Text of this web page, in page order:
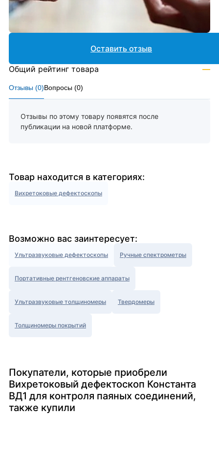
Отзывы (0)Вопросы (0)
Отзывы по этому товару появятся после
публикации на новой платформе.
Оставить отзыв
Общий рейтинг товара —
Товар находится в категориях:
Вихретоковые дефектоскопы
Возможно вас заинтересует:
Ультразвуковые дефектоскопы Ручные спектрометры
Портативные рентгеновские аппараты
Ультразвуковые толщиномеры Твердомеры
Толщиномеры покрытий
Покупатели, которые приобрели
Вихретоковый дефектоскоп Константа
ВД1 для контроля паяных соединений,
также купили